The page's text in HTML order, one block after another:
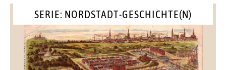
SERIE: NORDSTADT-GESCHICHTE(N)